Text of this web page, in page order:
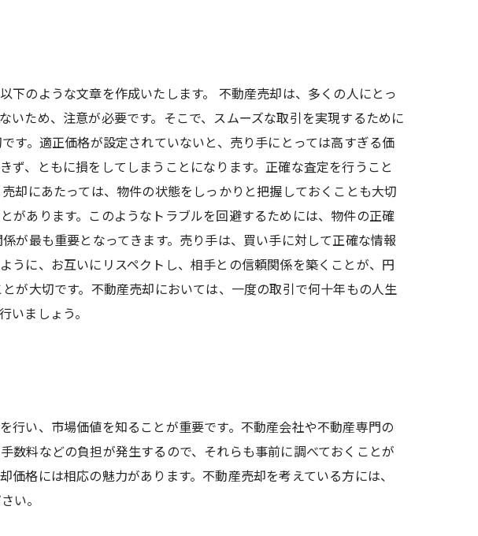
下のような文章を作成いたします。 不動産売却は、多くの人にとっ
ため、注意が必要です。そこで、スムーズな取引を実現するために
す。適正価格が設定されていないと、売り手にとっては高すぎる価
、ともに損をしてしまうことになります。正確な査定を行うこと
却にあたっては、物件の状態をしっかりと把握しておくことも大切
があります。このようなトラブルを回避するためには、物件の正確
が最も重要となってきます。売り手は、買い手に対して正確な情報
うに、お互いにリスペクトし、相手との信頼関係を築くことが、円
が大切です。不動産売却においては、一度の取引で何十年もの人生
いましょう。
行い、市場価値を知ることが重要です。不動産会社や不動産専門の
数料などの負担が発生するので、それらも事前に調べておくことが
格には相応の魅力があります。不動産売却を考えている方には、
い。